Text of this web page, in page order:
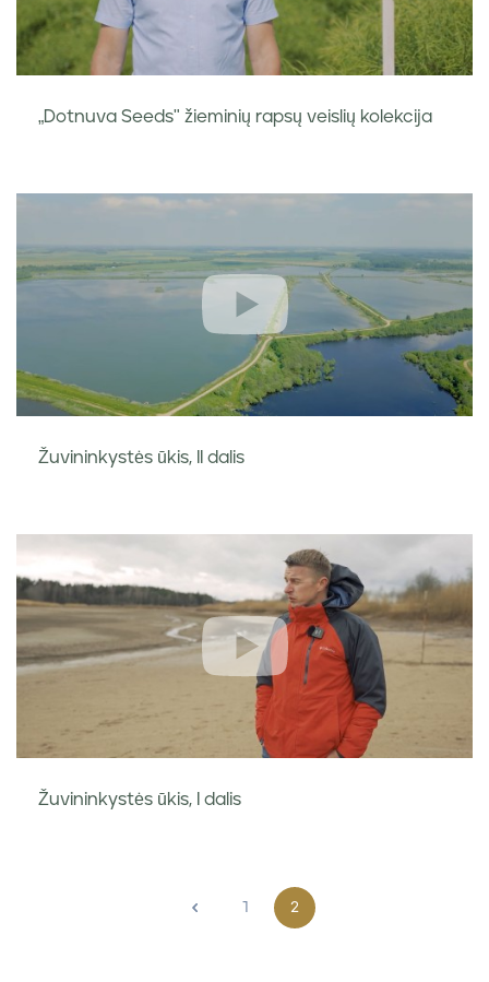
„Dotnuva Seeds" žieminių rapsų veislių kolekcija
Žuvininkystės ūkis, II dalis
Žuvininkystės ūkis, I dalis
< 2